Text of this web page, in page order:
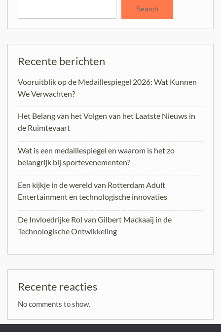
Search
Recente berichten
Vooruitblik op de Medaillespiegel 2026: Wat Kunnen
We Verwachten?
Het Belang van het Volgen van het Laatste Nieuws in
de Ruimtevaart
Wat is een medaillespiegel en waarom is het zo
belangrijk bij sportevenementen?
Een kijkje in de wereld van Rotterdam Adult
Entertainment en technologische innovaties
De Invloedrijke Rol van Gilbert Mackaaij in de
Technologische Ontwikkeling
Recente reacties
No comments to show.